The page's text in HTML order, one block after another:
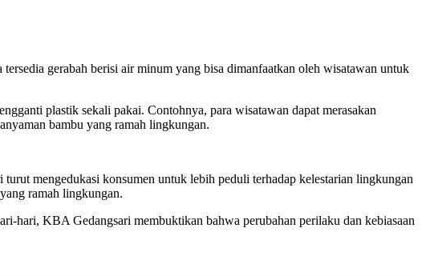
gerabah berisi air minum yang bisa dimanfaatkan oleh wisatawan untuk
plastik sekali pakai. Contohnya, para wisatawan dapat merasakan
bambu yang ramah lingkungan.
mengedukasi konsumen untuk lebih peduli terhadap kelestarian lingkungan
ramah lingkungan.
hari, KBA Gedangsari membuktikan bahwa perubahan perilaku dan kebiasaan